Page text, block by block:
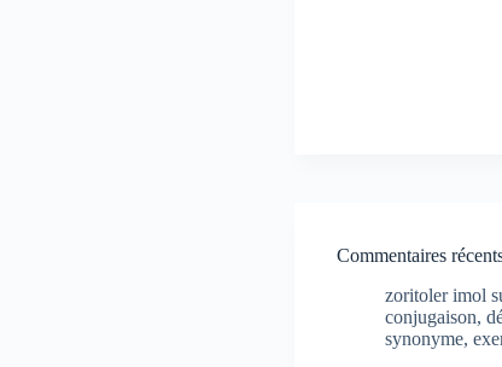
Commentaires
zoritoler imol
conjugaison,
synonyme,